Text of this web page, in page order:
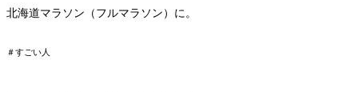
北海道マラソン（フルマラソン）に。
＃すごい人